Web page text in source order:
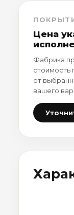
Цена
Фабрика
стоимость
от
вашего